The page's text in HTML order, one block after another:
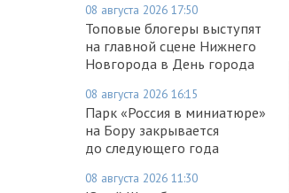
08 августа 2026 17:50
Топовые блогеры выступят
на главной сцене Нижнего
Новгорода в День города
08 августа 2026 16:15
Парк «Россия в миниатюре»
на Бору закрывается
до следующего года
08 августа 2026 11:30